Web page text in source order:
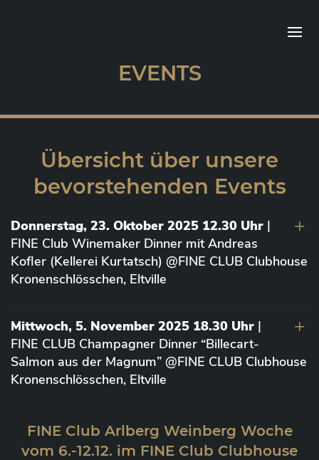
EVENTS
Übersicht über unsere
bevorstehenden Events
Donnerstag, 23. Oktober 2025 12.30 Uhr |
FINE Club Winemaker Dinner mit Andreas
Kofler (Kellerei Kurtatsch) @FINE CLUB Clubhouse
Kronenschlösschen, Eltville
Mittwoch, 5. November 2025 18.30 Uhr |
FINE CLUB Champagner Dinner “Billecart-
Salmon aus der Magnum” @FINE CLUB Clubhouse
Kronenschlösschen, Eltville
FINE Club Arlberg Weinberg Woche
vom 6.-12.12. im FINE Club Clubhouse